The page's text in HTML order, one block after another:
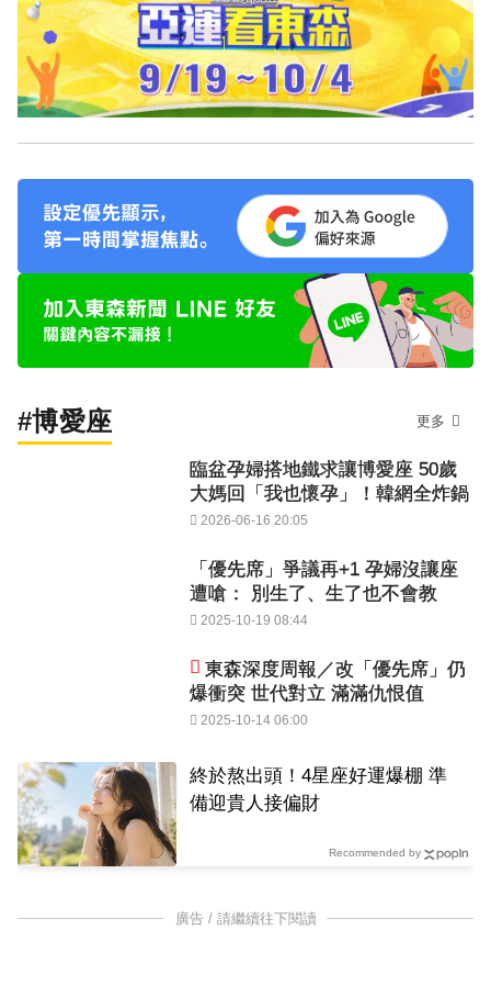
#博愛座 更多
臨盆孕婦搭地鐵求讓博愛座 50歲
大媽回「我也懷孕」！韓網全炸鍋
2026-06-16 20:05
「優先席」爭議再+1 孕婦沒讓座
遭嗆： 別生了、生了也不會教
2025-10-19 08:44
東森深度周報／改「優先席」仍
爆衝突 世代對立 滿滿仇恨值
2025-10-14 06:00
終於熬出頭！4星座好運爆棚 準
備迎貴人接偏財
Recommended by
廣告 / 請繼續往下閱讀